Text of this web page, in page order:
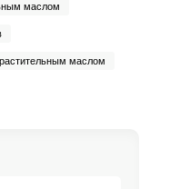
маслом
маслом